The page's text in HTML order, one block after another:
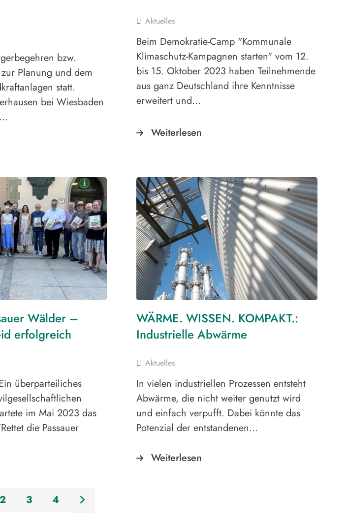
bzw.
Planung und dem
statt.
bei Wiesbaden
Aktuelles
Beim Demokratie-Camp "Kommunale
Klimaschutz-Kampagnen starten" vom 12.
bis 15. Oktober 2023 haben Teilnehmende
aus ganz Deutschland ihre Kenntnisse
erweitert und…
Weiterlesen
Wälder –
erfolgreich
überparteiliches
im Mai 2023 das
die Passauer
WÄRME. WISSEN. KOMPAKT.:
Industrielle Abwärme
Aktuelles
In vielen industriellen Prozessen entsteht
Abwärme, die nicht weiter genutzt wird
und einfach verpufft. Dabei könnte das
Potenzial der entstandenen…
Weiterlesen
2 3 4